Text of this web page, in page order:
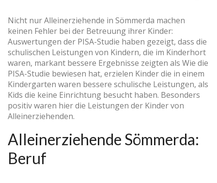
Nicht nur Alleinerziehende in Sömmerda machen
keinen Fehler bei der Betreuung ihrer Kinder:
Auswertungen der PISA-Studie haben gezeigt, dass die
schulischen Leistungen von Kindern, die im Kinderhort
waren, markant bessere Ergebnisse zeigten als Wie die
PISA-Studie bewiesen hat, erzielen Kinder die in einem
Kindergarten waren bessere schulische Leistungen, als
Kids die keine Einrichtung besucht haben. Besonders
positiv waren hier die Leistungen der Kinder von
Alleinerziehenden.
Alleinerziehende Sömmerda:
Beruf